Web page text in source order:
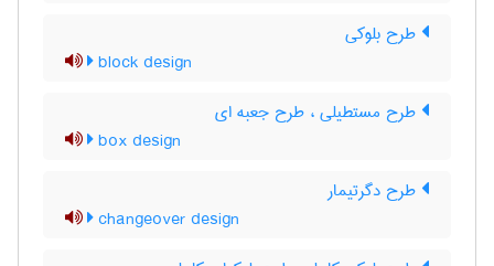
طرح بلوکی
block design
طرح مستطیلی ، طرح جعبه ای
box design
طرح دگرتیمار
changeover design